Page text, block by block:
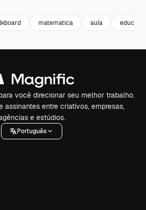
matematica aula
você direcionar seu melhor trabalho.
assinantes entre criativos, empresas,
e estúdios.
Português